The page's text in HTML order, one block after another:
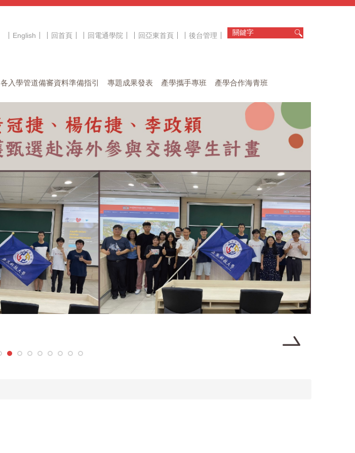
English 回首頁 回電通學院 回亞東首頁 後台管理
各入學管道備審資料準備指引 專題成果發表 產學攜手專班 產學合作海青班